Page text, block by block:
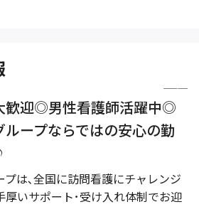
歓迎◎男性看護師活躍中◎
ープならではの安心の勤
は､全国に訪問看護にチャレンジ
厚いサポート･受け入れ体制でお迎